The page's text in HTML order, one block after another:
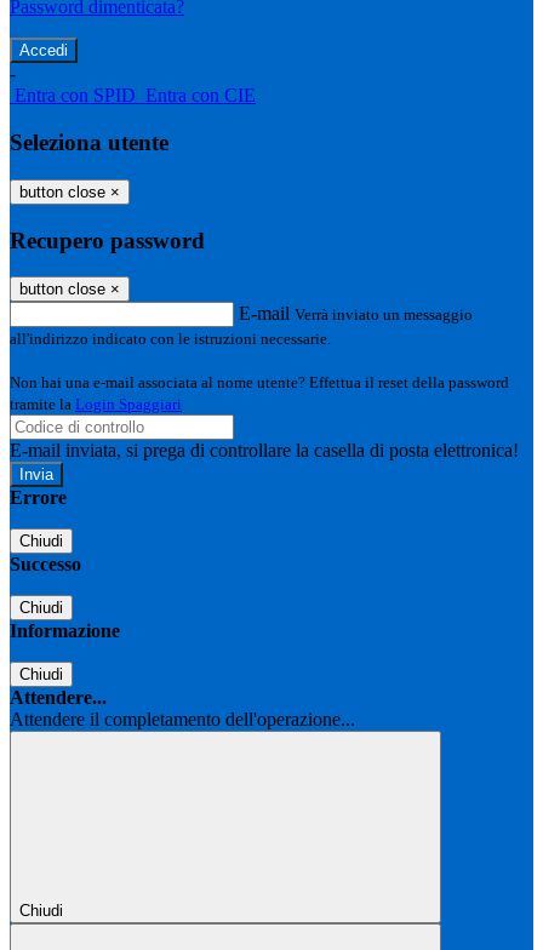
Password dimenticata?
-
Entra con SPID Entra con CIE
Seleziona utente
button close ×
Recupero password
button close ×
E-mail Verrà inviato un messaggio
all'indirizzo indicato con le istruzioni necessarie.
Non hai una e-mail associata al nome utente? Effettua il reset della password
tramite la Login Spaggiari
E-mail inviata, si prega di controllare la casella di posta elettronica!
Errore
Chiudi
Successo
Chiudi
Informazione
Chiudi
Attendere...
Attendere il completamento dell'operazione...
Chiudi